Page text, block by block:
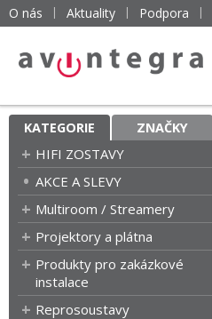
O nás Aktuality Podpora
KATEGORIE ZNAČKY
HIFI ZOSTAVY
AKCE A SLEVY
Multiroom / Streamery
Projektory a plátna
Produkty pro zakázkové
instalace
Reprosoustavy